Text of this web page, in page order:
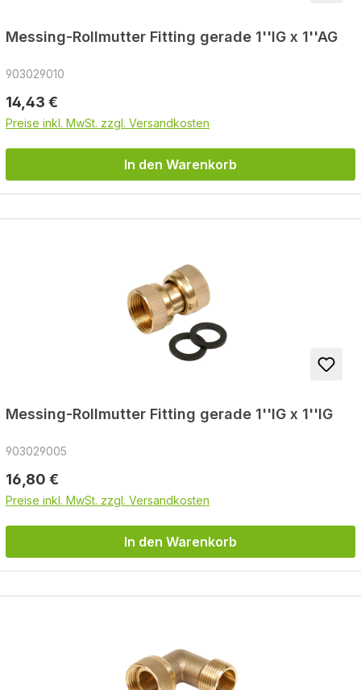
Messing-Rollmutter Fitting gerade 1''IG x 1''AG
903029010
Regulärer Preis:
14,43 €
Preise inkl. MwSt. zzgl. Versandkosten
In den Warenkorb
Messing-Rollmutter Fitting gerade 1''IG x 1''IG
903029005
Regulärer Preis:
16,80 €
Preise inkl. MwSt. zzgl. Versandkosten
In den Warenkorb